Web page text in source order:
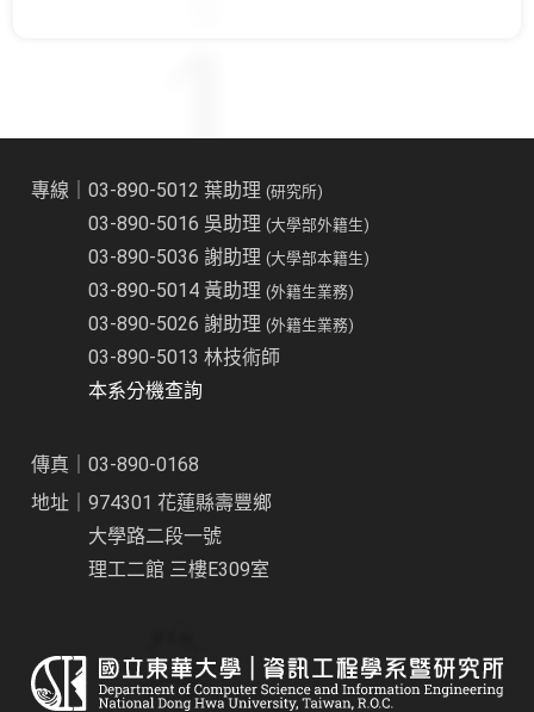
專線｜03-890-5012 葉助理(研究所)
03-890-5016 吳助理(大學部外籍生)
03-890-5036 謝助理(大學部本籍生)
03-890-5014 黃助理(外籍生業務)
03-890-5026 謝助理(外籍生業務)
03-890-5013 林技術師
本系分機查詢
傳真｜03-890-0168
地址｜974301 花蓮縣壽豐鄉
大學路二段一號
理工二館 三樓E309室